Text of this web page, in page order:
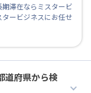
滞在ならミスタービ
ービジネスにお任せ
道府県から検